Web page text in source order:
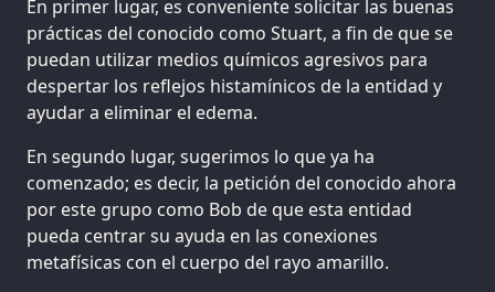
En primer lugar, es conveniente solicitar las buenas
prácticas del conocido como Stuart, a fin de que se
puedan utilizar medios químicos agresivos para
despertar los reflejos histamínicos de la entidad y
ayudar a eliminar el edema.
En segundo lugar, sugerimos lo que ya ha
comenzado; es decir, la petición del conocido ahora
por este grupo como Bob de que esta entidad
pueda centrar su ayuda en las conexiones
metafísicas con el cuerpo del rayo amarillo.